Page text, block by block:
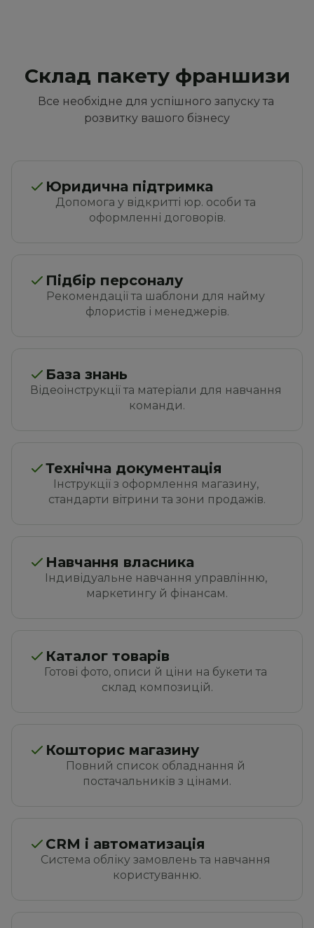
Склад пакету франшизи
Все необхідне для успішного запуску та
розвитку вашого бізнесу
Юридична підтримка
Допомога у відкритті юр. особи та
оформленні договорів.
Підбір персоналу
Рекомендації та шаблони для найму
флористів і менеджерів.
База знань
Відеоінструкції та матеріали для навчання
команди.
Технічна документація
Інструкції з оформлення магазину,
стандарти вітрини та зони продажів.
Навчання власника
Індивідуальне навчання управлінню,
маркетингу й фінансам.
Каталог товарів
Готові фото, описи й ціни на букети та
склад композицій.
Кошторис магазину
Повний список обладнання й
постачальників з цінами.
CRM і автоматизація
Система обліку замовлень та навчання
користуванню.